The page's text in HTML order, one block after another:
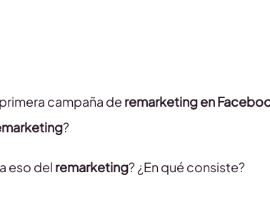
campaña de remarketing en
?
eso del remarketing? ¿En qué consiste?